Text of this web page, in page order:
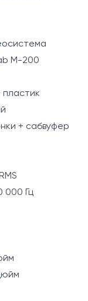
M-200
+ сабвуфер
000 Гц